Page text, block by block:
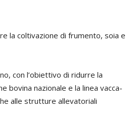
la coltivazione di frumento, soia e
con l’obiettivo di ridurre la
bovina nazionale e la linea vacca-
alle strutture allevatoriali